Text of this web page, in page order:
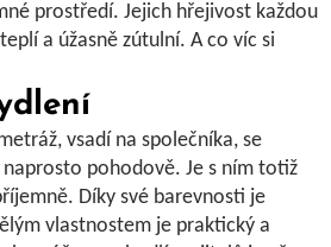
prostředí. Jejich hřejivost každou
a úžasně zútulní. A co víc si
, vsadí na společníka, se
pohodově. Je s ním totiž
Díky své barevnosti je
vlastnostem je praktický a